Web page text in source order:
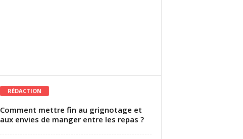
RÉDACTION
Comment mettre fin au grignotage et
aux envies de manger entre les repas ?